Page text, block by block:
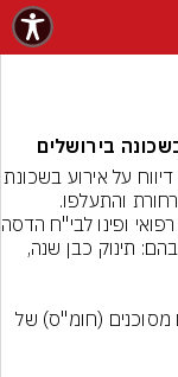
​מוקד 102 של כבאות והצלה קיבל לפני זמן קצר דיווח על אירוע בשכונת
​בעקבות הדיווח, הוזנק למקום צוות ניטור חומרים מסוכנים (חומ"ס) של